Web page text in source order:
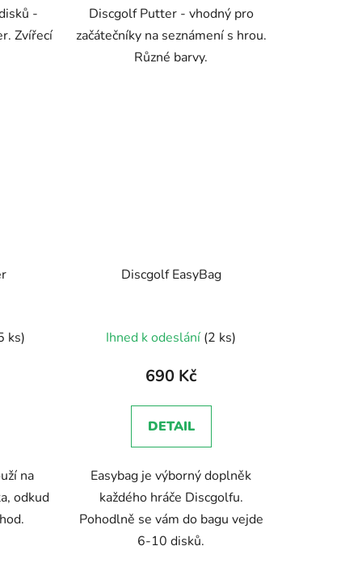
-
Zvířecí
hvězdiček.
Discgolf Putter - vhodný pro
začátečníky na seznámení s hrou.
Různé barvy.
ks)
na
odkud
Discgolf EasyBag
hodnocení
produktu
5,0
z
hvězdiček.
Ihned k odeslání (2 ks)
690 Kč
DETAIL
Easybag je výborný doplněk
každého hráče Discgolfu.
Pohodlně se vám do bagu vejde
6-10 disků.